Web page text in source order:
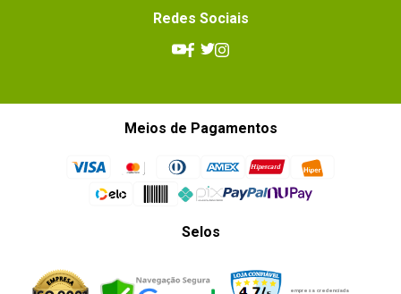
Redes Sociais
Meios de Pagamentos
Selos